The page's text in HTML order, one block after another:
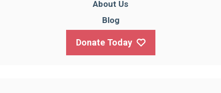
About Us
Blog
Donate Today